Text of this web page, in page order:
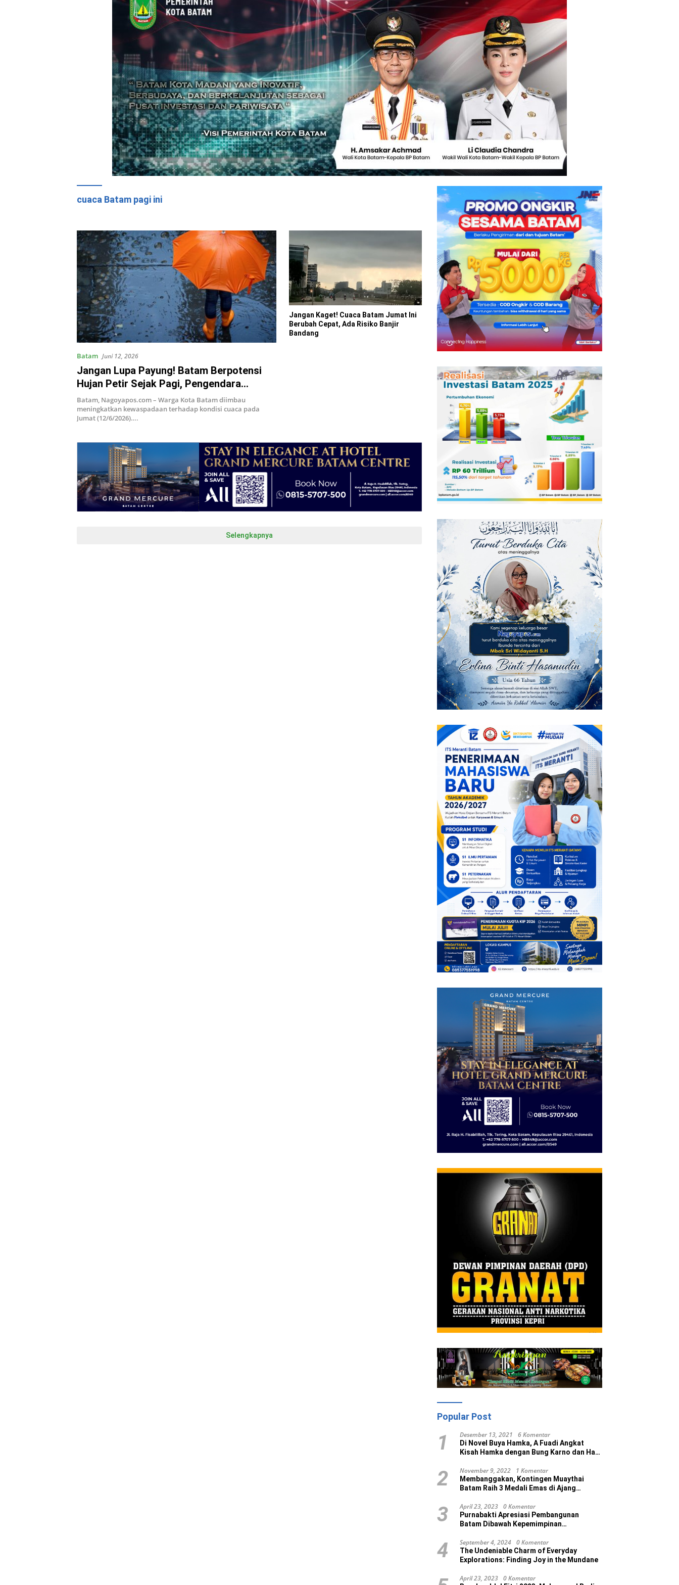
cuaca Batam pagi ini
Batam Juni 12, 2026
Jangan Lupa Payung! Batam Berpotensi
Hujan Petir Sejak Pagi, Pengendara
Diminta Ekstra Hati-hati
Batam, Nagoyapos.com – Warga Kota Batam diimbau
meningkatkan kewaspadaan terhadap kondisi cuaca pada
Jumat (12/6/2026)….
Jangan Kaget! Cuaca Batam Jumat Ini
Berubah Cepat, Ada Risiko Banjir
Bandang
Selengkapnya
Popular Post
1 Desember 13, 2021 6 Komentar
Di Novel Buya Hamka, A Fuadi Angkat
Kisah Hamka dengan Bung Karno dan Haji
2 November 9, 2022 1 Komentar
Membanggakan, Kontingen Muaythai
Batam Raih 3 Medali Emas di Ajang
3 April 23, 2023 0 Komentar
Purnabakti Apresiasi Pembangunan
Batam Dibawah Kepemimpinan
4 September 4, 2024 0 Komentar
The Undeniable Charm of Everyday
Explorations: Finding Joy in the Mundane
April 23, 2023 0 Komentar